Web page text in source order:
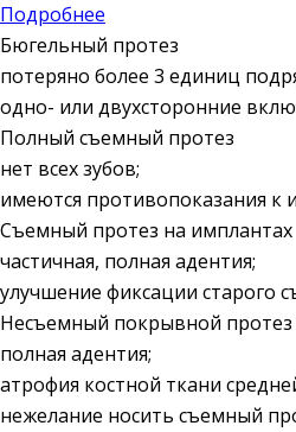
Подробнее
Бюгельный протез
потеряно более 3 единиц
одно- или двухсторонние
Полный съемный протез
нет всех зубов;
имеются противопоказания к
Съемный протез на имплантах
частичная, полная адентия;
улучшение фиксации старого
Несъемный покрывной протез
полная адентия;
атрофия костной ткани
нежелание носить съемный